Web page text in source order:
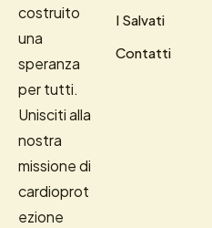
costruito
una
speranza
per tutti.
Unisciti alla
nostra
missione di
cardioprot
ezione
I Salvati
Contatti